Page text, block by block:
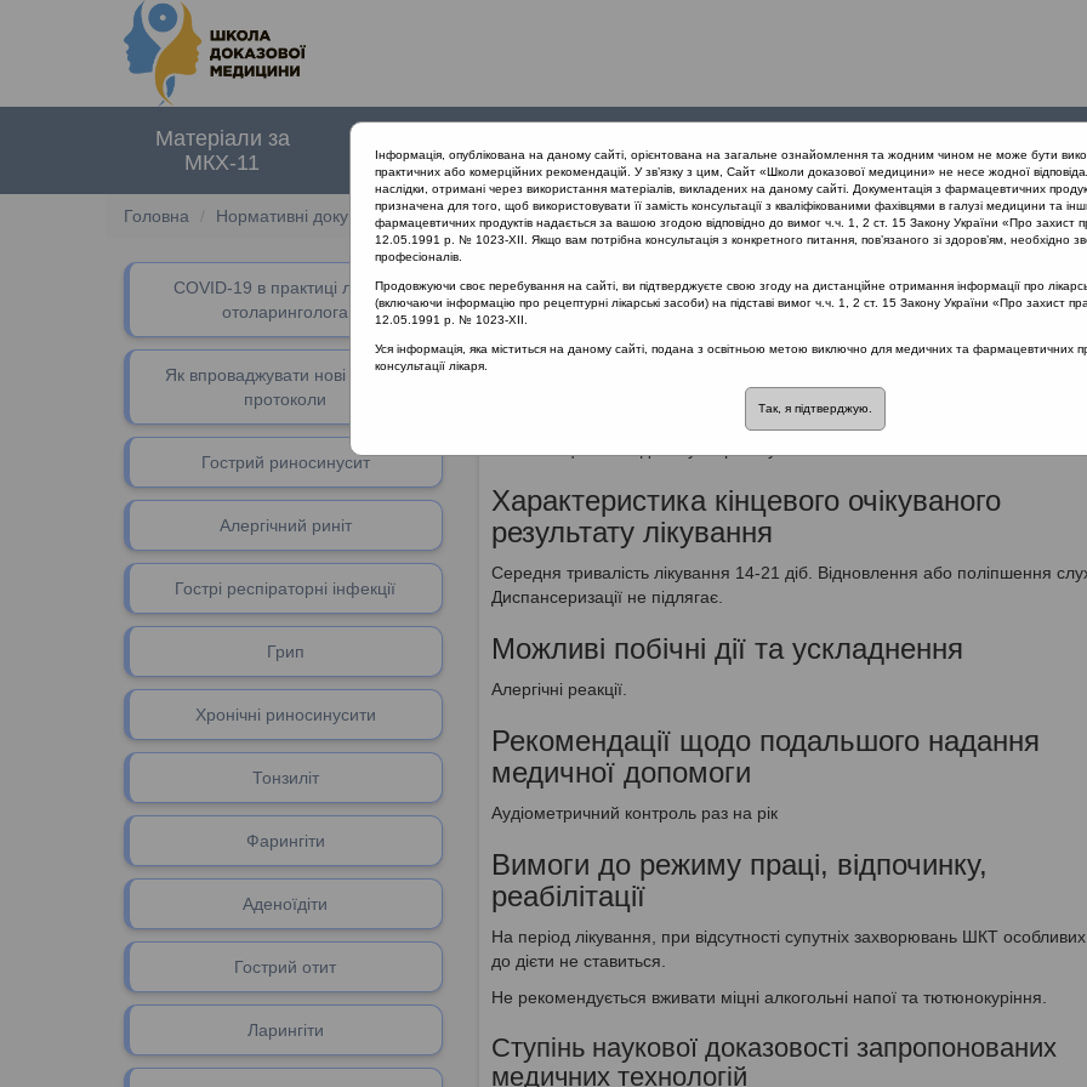
Матеріали за
МКХ-11
документи
заходи
проекту
Головна Нормативні документи Неврологічні захворювання
СOVID-19 в практиці лікаря-
отоларинголога
Як впроваджувати нові клінічні
протоколи
Гострий риносинусит
Алергічний риніт
Гострі респіраторні інфекції
Грип
Хронічні риносинусити
Тонзиліт
Фарингіти
Аденоїдіти
Гоcтрий отит
Ларингіти
наказ МОЗ України від
Лікувальна програма
Застосовують препарати, що поліпшують судинну мікроциркуляцію;
Характеристика кінцевого очікуваного
результату лікування
Середня тривалість лікування 14-21 діб. Відновлення або поліпшення
Диспансеризації не підлягає.
Можливі побічні дії та ускладнення
Алергічні реакції.
Рекомендації щодо подальшого надання
медичної допомоги
Аудіометричний контроль раз на рік
Вимоги до режиму праці, відпочинку,
реабілітації
На період лікування, при відсутності супутніх захворювань ШКТ
до дієти не ставиться.
Не рекомендується вживати міцні алкогольні напої та тютюнокуріння.
Ступінь наукової доказовості запропонованих
медичних технологій
Інформація, опублікована на даному сайті, орієнтована на загальне ознайомлення та жодним чином не може бути
практичних або комерційних рекомендацій. У зв’язку з цим, Сайт «Школи доказової медицини» не несе жодної
наслідки, отримані через використання матеріалів, викладених на даному сайті. Документація з фармацевтичних
призначена для того, щоб використовувати її замість консультації з кваліфікованими фахівцями в галузі медицини та
фармацевтичних продуктів надається за вашою згодою відповідно до вимог ч.ч. 1, 2 ст. 15 Закону України «Про захист
12.05.1991 р. № 1023-XII. Якщо вам потрібна консультація з конкретного питання, пов’язаного зі здоров’ям, необхідно
професіоналів.
Продовжуючи своє перебування на сайті, ви підтверджуєте свою згоду на дистанційне отримання інформації про
(включаючи інформацію про рецептурні лікарські засоби) на підставі вимог ч.ч. 1, 2 ст. 15 Закону України «Про захист
12.05.1991 р. № 1023-XII.
Уся інформація, яка міститься на даному сайті, подана з освітньою метою виключно для медичних та фармацевтичних
консультації лікаря.
Так, я підтверджую.